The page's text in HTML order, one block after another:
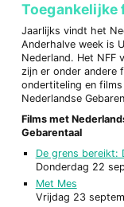
Toegankelijke
Jaarlijks vindt het
Anderhalve week is
Nederland. Het NFF
zijn er onder andere
ondertiteling en
Nederlandse
Films met
Gebarentaal
De grens bereikt:
Donderdag 22
Met Mes
Vrijdag 23